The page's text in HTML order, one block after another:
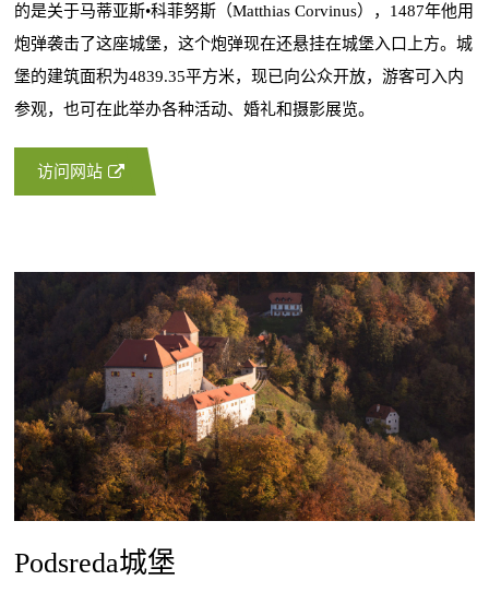
的是关于马蒂亚斯•科菲努斯（Matthias Corvinus），1487年他用
炮弹袭击了这座城堡，这个炮弹现在还悬挂在城堡入口上方。城
堡的建筑面积为4839.35平方米，现已向公众开放，游客可入内
参观，也可在此举办各种活动、婚礼和摄影展览。
访问网站
Podsreda城堡